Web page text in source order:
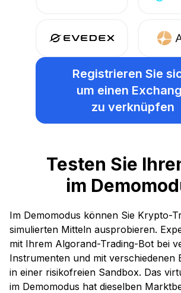
Registrieren Sie
um einen
zu verknüpfen
Testen Sie
im
Im Demomodus können Sie Krypto-
simulierten Mitteln ausprobieren.
mit Ihrem Algorand-Trading-Bot bei
Instrumenten und mit verschiedenen
in einer risikofreien Sandbox. Das
im Demomodus hat dieselben